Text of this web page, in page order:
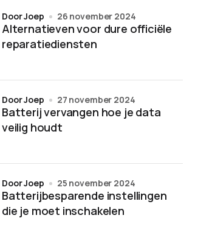
Alternatieven voor dure officiële
reparatiediensten
door Joep 26 november 2024
Batterij vervangen hoe je data
veilig houdt
door Joep 27 november 2024
Batterijbesparende instellingen
die je moet inschakelen
door Joep 25 november 2024